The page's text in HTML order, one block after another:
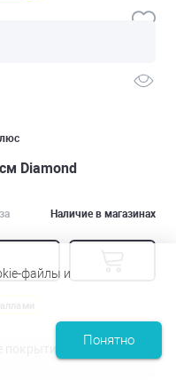
Diamond
Наличие в магазинах
покрытие Greblon
файлы и
Понятно